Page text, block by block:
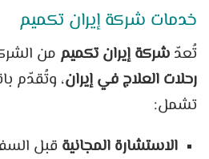
خدمات شركة إيران تكميم
تُعدّ شركة إيران تكميم من
رحلات العلاج في إيران، وتُقدّم
تشمل:
الاستشارة المجانية قبل